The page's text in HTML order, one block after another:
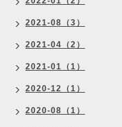
2021-08（3）
2021-04（2）
2021-01（1）
2020-12（1）
2020-08（1）